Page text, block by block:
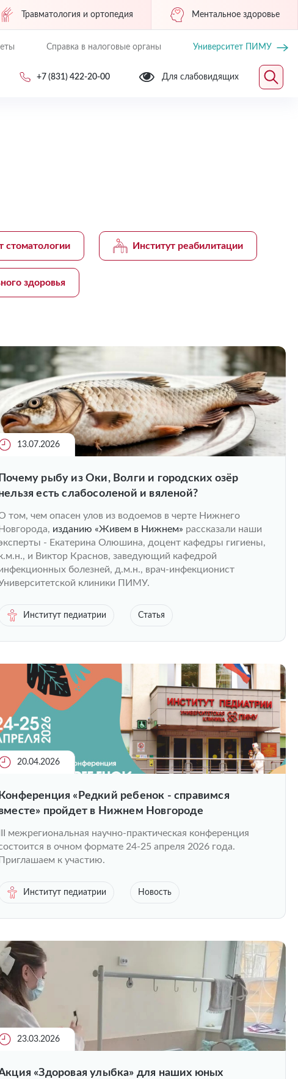
Травматология и ортопедия Ментальное здоровье
Справка в налоговые органы Университет ПИМУ
+7 (831) 422-20-00 Для слабовидящих
стоматологии Институт реабилитации
здоровья
13.07.2026
Почему рыбу из Оки, Волги и городских озёр
есть слабосоленой и вяленой?
том, чем опасен улов из водоемов в черте Нижнего
Новгорода, изданию «Живем в Нижнем» рассказали наши
- Екатерина Олюшина, доцент кафедры гигиены,
и Виктор Краснов, заведующий кафедрой
болезней, д.м.н., врач-инфекционист
клиники ПИМУ.
Институт педиатрии Статья
20.04.2026
Конференция «Редкий ребенок - справимся
пройдет в Нижнем Новгороде
III межрегиональная научно-практическая конференция
в очном формате 24-25 апреля 2026 года.
Приглашаем к участию.
Институт педиатрии Новость
23.03.2026
«Здоровая улыбка» для наших юных